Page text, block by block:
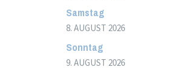
Samstag
8. AUGUST 2026
Sonntag
9. AUGUST 2026